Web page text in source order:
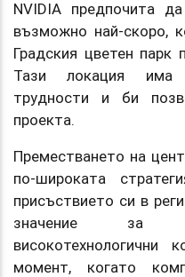
NVIDIA предпочита
възможно най-скоро,
Градския цветен парк
Тази локация има
трудности и би
проекта.
Преместването на
по-широката
присъствието си в
значение за
момент, когато